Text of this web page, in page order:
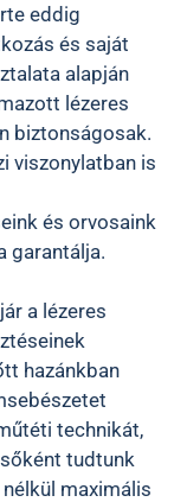
eddig
és saját
alapján
lézeres
biztonságosak.
viszonylatban is
és orvosaink
garantálja.
a lézeres
hazánkban
technikát,
tudtunk
maximális